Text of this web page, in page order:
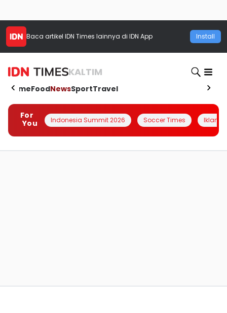
Baca artikel IDN Times lainnya di IDN App Install
KALTIM
HomeFoodNewsSportTravel
For
You
Indonesia Summit 2026 Soccer Times Iklanin